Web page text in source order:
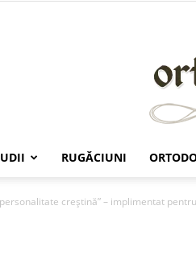
RUGĂCIUNI
сrеștină” – implimentat